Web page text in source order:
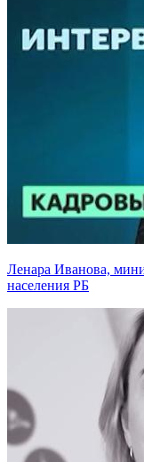
Ленара Иванова,
населения РБ